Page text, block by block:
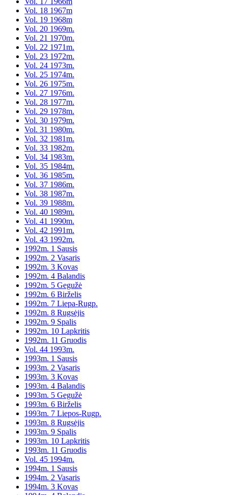
Vol. 18 1967m
Vol. 19 1968m
Vol. 20 1969m.
Vol. 21 1970m.
Vol. 22 1971m.
Vol. 23 1972m.
Vol. 24 1973m.
Vol. 25 1974m.
Vol. 26 1975m.
Vol. 27 1976m.
Vol. 28 1977m.
Vol. 29 1978m.
Vol. 30 1979m.
Vol. 31 1980m.
Vol. 32 1981m.
Vol. 33 1982m.
Vol. 34 1983m.
Vol. 35 1984m.
Vol. 36 1985m.
Vol. 37 1986m.
Vol. 38 1987m.
Vol. 39 1988m.
Vol. 40 1989m.
Vol. 41 1990m.
Vol. 42 1991m.
Vol. 43 1992m.
1992m. 1 Sausis
1992m. 2 Vasaris
1992m. 3 Kovas
1992m. 4 Balandis
1992m. 5 Gegužė
1992m. 6 Birželis
1992m. 7 Liepa-Rugp.
1992m. 8 Rugsėjis
1992m. 9 Spalis
1992m. 10 Lapkritis
1992m. 11 Gruodis
Vol. 44 1993m.
1993m. 1 Sausis
1993m. 2 Vasaris
1993m. 3 Kovas
1993m. 4 Balandis
1993m. 5 Gegužė
1993m. 6 Birželis
1993m. 7 Liepos-Rugp.
1993m. 8 Rugsėjis
1993m. 9 Spalis
1993m. 10 Lapkritis
1993m. 11 Gruodis
Vol. 45 1994m.
1994m. 1 Sausis
1994m. 2 Vasaris
1994m. 3 Kovas